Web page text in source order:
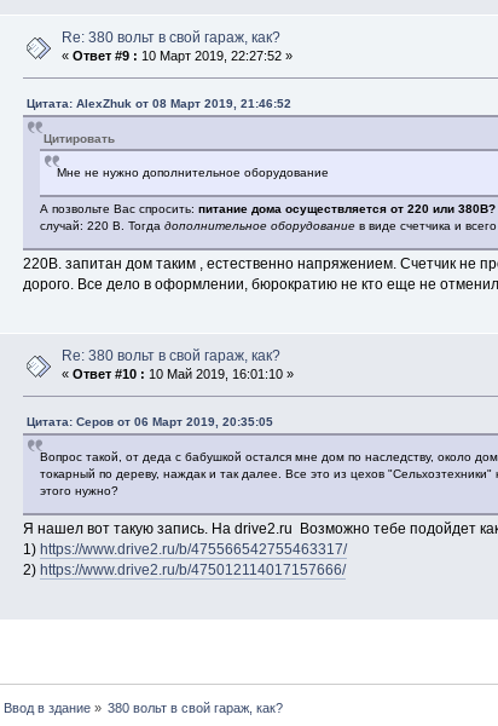
Re: 380 вольт в свой гараж, как?
«Ответ #9 : 10 Март 2019, 22:27:52 »
Цитата: AlexZhuk от 08 Март 2019, 21:46:52
Цитировать
Мне не нужно дополнительное оборудование
А позвольте Вас спросить: питание дома осуществляется от 220 или 380В?
случай: 220 В. Тогда дополнительное оборудованиев виде счетчика и
220В. запитан дом таким , естественно напряжением. Счетчик не
дорого. Все дело в оформлении, бюрократию не кто еще не
Re: 380 вольт в свой гараж, как?
«Ответ #10 : 10 Май 2019, 16:01:10 »
Цитата: Серов от 06 Март 2019, 20:35:05
Вопрос такой, от деда с бабушкой остался мне дом по наследству, около
токарный по дереву, наждак и так далее. Все это из цехов
этого нужно?
Я нашел вот такую запись. На drive2.ru Возможно тебе подойдет
1) https://www.drive2.ru/b/475566542755463317/
2) https://www.drive2.ru/b/475012114017157666/
Ввод в здание » 380 вольт в свой гараж, как?